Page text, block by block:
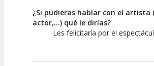
¿Si pudieras hablar con el
actor,...) qué le dirías?
Les felicitaría por el